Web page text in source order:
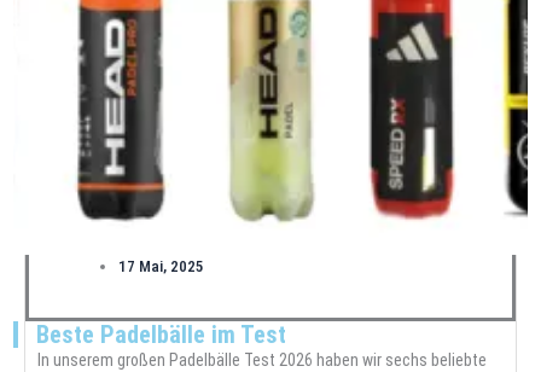
17 Mai, 2025
Beste Padelbälle im Test
In unserem großen Padelbälle Test 2026 haben wir sechs beliebte